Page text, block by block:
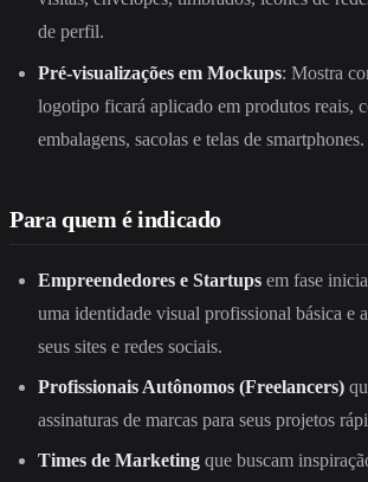
de perfil.
Pré-visualizações em Mockups: Mostra
logotipo ficará aplicado em produtos reais,
embalagens, sacolas e telas de smartphones.
Para quem é indicado
Empreendedores e Startups em fase
uma identidade visual profissional básica e
seus sites e redes sociais.
Profissionais Autônomos (Freelancers)
assinaturas de marcas para seus projetos
Times de Marketing que buscam